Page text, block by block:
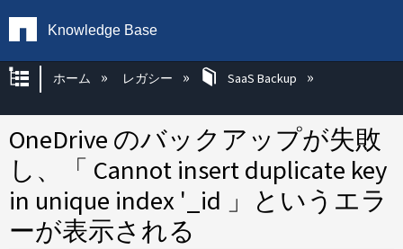
Knowledge Base
グローバル階層を展開/折りたたむ
ホーム レガシー SaaS Backup
OneDrive のバックアップが失敗
し、「 Cannot insert duplicate key
in unique index '_id 」というエラ
ーが表示される